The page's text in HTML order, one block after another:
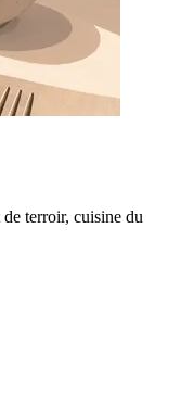
terroir, cuisine du